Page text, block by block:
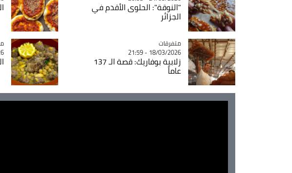
"النوقة": الحلوى الأقدم في
الجزائر
Catégorie
متفرقات
18/03/2026 - 21:59
زلابية بوفاريك: قصة الـ 137
عاماً